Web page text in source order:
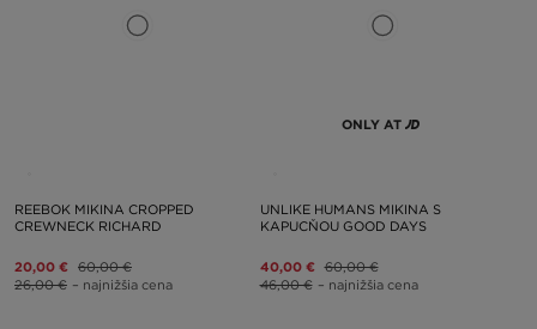
REEBOK MIKINA CROPPED
CREWNECK RICHARD
20,00 € 60,00 €
26,00 € – najnižšia cena
ONLY AT
UNLIKE HUMANS MIKINA S
KAPUCŇOU GOOD DAYS
40,00 € 60,00 €
46,00 € – najnižšia cena